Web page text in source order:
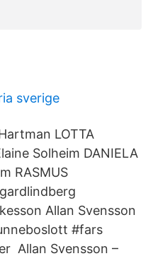
sverige
LOTTA
Solheim DANIELA
RASMUS
Allan Svensson
#fars
Allan Svensson –